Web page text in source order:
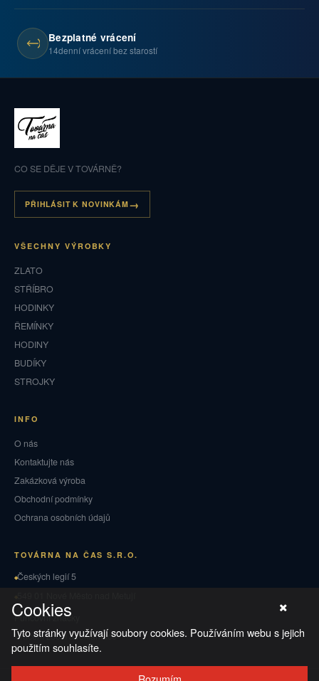
Bezplatné vrácení
14denní vrácení bez starostí
CO SE DĚJE V TOVÁRNĚ?
PŘIHLÁSIT K NOVINKÁM
VŠECHNY VÝROBKY
ZLATO
STŘÍBRO
HODINKY
ŘEMÍNKY
HODINY
BUDÍKY
STROJKY
INFO
O nás
Kontaktujte nás
Zakázková výroba
Obchodní podmínky
Ochrana osobních údajů
TOVÁRNA NA ČAS S.R.O.
Českých legií 5
Puncovní značky
Vrácení zboží a reklamace
Cookies
Tyto stránky využívají soubory cookies. Používáním webu s jejich
použitím souhlasíte.